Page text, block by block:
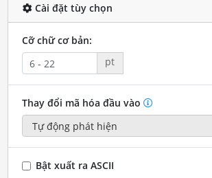
Cài đặt tùy chọn
Cỡ chữ cơ bản:
pt
Thay đổi mã hóa đầu vào
Bật xuất ra ASCII